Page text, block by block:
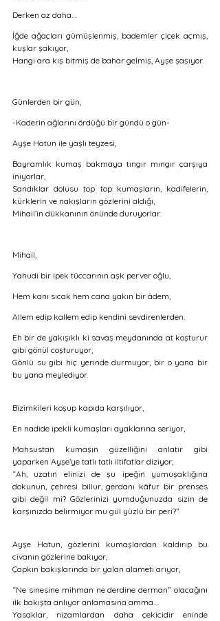
Derken az daha…
İğde ağaçları gümüşlenmiş, bademler çiçek açmış,
kuşlar şakıyor,
Hangi ara kış bitmiş de bahar gelmiş, Ayşe şaşıyor.
Günlerden bir gün,
-Kaderin ağlarını ördüğü bir gündü o gün-
Ayşe Hatun ile yaşlı teyzesi,
Bayramlık kumaş bakmaya tıngır mıngır çarşıya
iniyorlar,
Sandıklar dolusu top top kumaşların, kadifelerin,
kürklerin ve nakışların gözlerini aldığı,
Mihail’in dükkanının önünde duruyorlar.
Mihail,
Yahudi bir ipek tüccarının aşk perver oğlu,
Hem kanı sıcak hem cana yakın bir âdem,
Allem edip kallem edip kendini sevdirenlerden.
Eh bir de yakışıklı ki savaş meydanında at koşturur
gibi gönül coşturuyor,
Gönlü su gibi hiç yerinde durmuyor, bir o yana bir
bu yana meylediyor.
Bizimkileri koşup kapıda karşılıyor,
En nadide ipekli kumaşları ayaklarına seriyor,
Mahsustan kumaşın güzelliğini anlatır gibi
yaparken Ayşe’ye tatlı tatlı iltifatlar diziyor;
“Ah, uzatın elinizi de şu ipeğin yumuşaklığına
dokunun, çehresi billur, gerdanı kâfur bir prenses
gibi değil mi? Gözlerinizi yumduğunuzda sizin de
karşınızda belirmiyor mu gül yüzlü bir peri?”
Ayşe Hatun, gözlerini kumaşlardan kaldırıp bu
civanın gözlerine bakıyor,
Çapkın bakışlarında bir yalan alameti arıyor,
“Ne sinesine mihman ne derdine derman” olacağını
ilk bakışta anlıyor anlamasına amma…
Yasaklar, nizamlardan daha çekicidir eninde